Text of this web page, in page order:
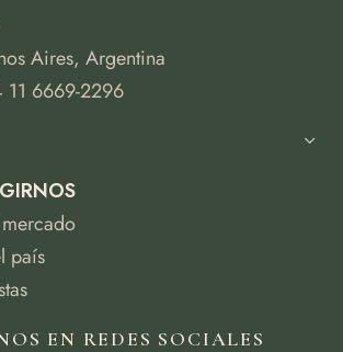
Aires, Argentina
6669-2296
país
EN REDES SOCIALES